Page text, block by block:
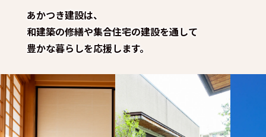
あかつき建設は、
和建築の修繕や集合住宅の建設を通して
豊かな暮らしを応援します。